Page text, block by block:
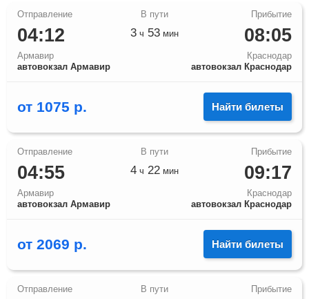
04:12
Армавир
автовокзал Армавир
08:05
Краснодар
автовокзал Краснодар
3 ч 53 мин
от 1075 р. Найти билеты
04:55
Армавир
автовокзал Армавир
09:17
Краснодар
автовокзал Краснодар
4 ч 22 мин
от 2069 р. Найти билеты